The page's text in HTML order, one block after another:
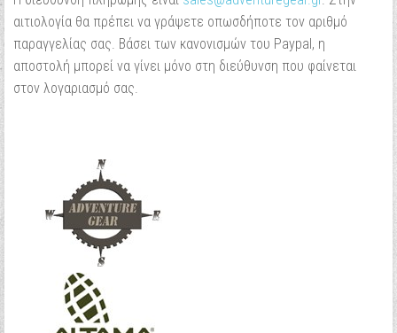
αιτιολογία θα πρέπει να γράψετε οπωσδήποτε τον αριθμό
παραγγελίας σας. Βάσει των κανονισμών του Paypal, η
αποστολή μπορεί να γίνει μόνο στη διεύθυνση που φαίνεται
στον λογαριασμό σας.